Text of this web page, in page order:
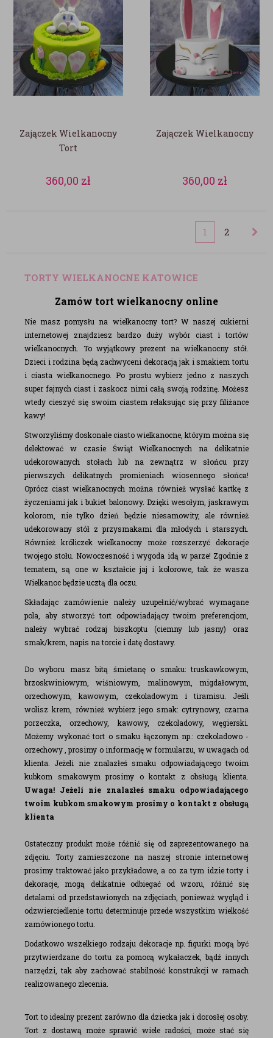
Zajączek Wielkanocny
Tort
360,00 zł
Zajączek Wielkanocny
360,00 zł
1 2
TORTY WIELKANOCNE KATOWICE
Zamów tort wielkanocny online
Nie masz pomysłu na wielkanocny tort? W naszej cukierni
internetowej znajdziesz bardzo duży wybór ciast i tortów
wielkanocnych. To wyjątkowy prezent na wielkanocny stół.
Dzieci i rodzina będą zachwyceni dekoracją jak i smakiem tortu
i ciasta wielkanocnego. Po prostu wybierz jedno z naszych
super fajnych ciast i zaskocz nimi całą swoją rodzinę. Możesz
wtedy cieszyć się swoim ciastem relaksując się przy filiżance
kawy!
Stworzyliśmy doskonałe ciasto wielkanocne, którym można się
delektować w czasie Świąt Wielkanocnych na delikatnie
udekorowanych stołach lub na zewnątrz w słońcu przy
pierwszych delikatnych promieniach wiosennego słońca!
Oprócz ciast wielkanocnych można również wysłać kartkę z
życzeniami jak i bukiet balonowy. Dzięki wesołym, jaskrawym
kolorom, nie tylko dzień będzie niesamowity, ale również
udekorowany stół z przysmakami dla młodych i starszych.
Również króliczek wielkanocny może rozszerzyć dekoracje
twojego stołu. Nowoczesność i wygoda idą w parze! Zgodnie z
tematem, są one w kształcie jaj i kolorowe, tak że wasza
Wielkanoc będzie ucztą dla oczu.
Składając zamówienie należy uzupełnić/wybrać wymagane
pola, aby stworzyć tort odpowiadający twoim preferencjom,
należy wybrać rodzaj biszkoptu (ciemny lub jasny) oraz
smak/krem, napis na torcie i datę dostawy.
Do wyboru masz bitą śmietanę o smaku: truskawkowym,
brzoskwiniowym, wiśniowym, malinowym, migdałowym,
orzechowym, kawowym, czekoladowym i tiramisu. Jeśli
wolisz krem, również wybierz jego smak: cytrynowy, czarna
porzeczka, orzechowy, kawowy, czekoladowy, węgierski.
Możemy wykonać tort o smaku łączonym np.: czekoladowo -
orzechowy , prosimy o informację w formularzu, w uwagach od
klienta. Jeżeli nie znalazłeś smaku odpowiadającego twoim
kubkom smakowym prosimy o kontakt z obsługą klienta.
Uwaga! Jeżeli nie znalazłeś smaku odpowiadającego
twoim kubkom smakowym prosimy o kontakt z obsługą
klienta
Ostateczny produkt może różnić się od zaprezentowanego na
zdjęciu. Torty zamieszczone na naszej stronie internetowej
prosimy traktować jako przykładowe, a co za tym idzie torty i
dekoracje, mogą delikatnie odbiegać od wzoru, różnić się
detalami od przedstawionych na zdjęciach, ponieważ wygląd i
odzwierciedlenie tortu determinuje przede wszystkim wielkość
zamówionego tortu.
Dodatkowo wszelkiego rodzaju dekoracje np. figurki mogą być
przytwierdzane do tortu za pomocą wykałaczek, bądź innych
narzędzi, tak aby zachować stabilność konstrukcji w ramach
realizowanego zlecenia.
Tort to idealny prezent zarówno dla dziecka jak i dorosłej osoby.
Tort z dostawą może sprawić wiele radości, może stać się